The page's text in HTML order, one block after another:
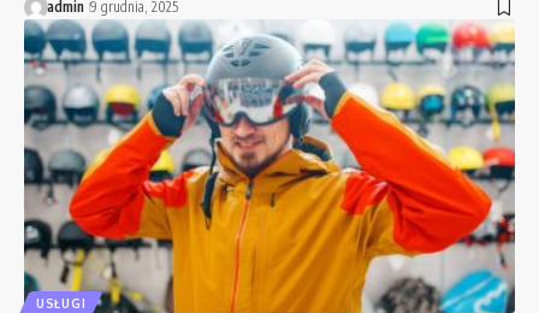
admin 9 grudnia, 2025
USŁUGI